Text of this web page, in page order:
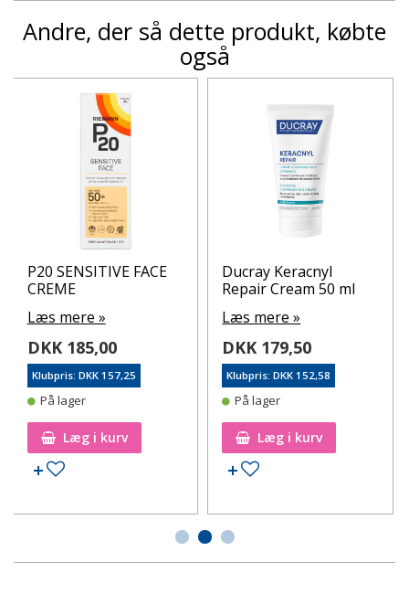
Andre, der så dette produkt, købte
også
P20 SENSITIVE FACE
CREME
Læs mere »
DKK 185,00
Klubpris: DKK 157,25
På lager
Læg i kurv
Tilføj til ønskeseddel
Ducray Keracnyl
Repair Cream 50 ml
Læs mere »
DKK 179,50
Klubpris: DKK 152,58
På lager
Læg i kurv
Tilføj til ønskeseddel